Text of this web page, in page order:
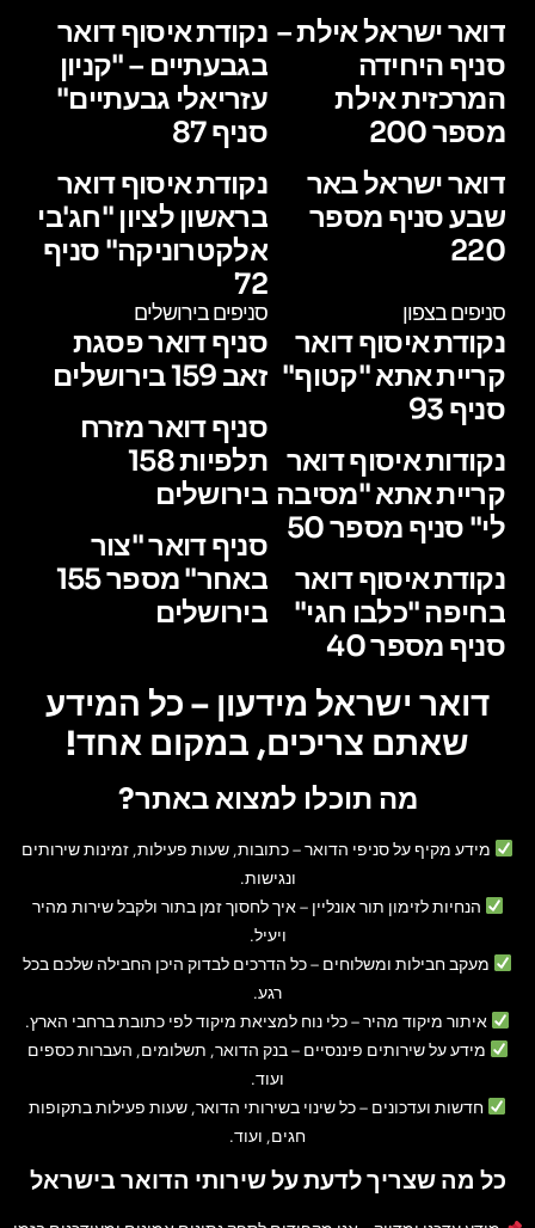
דואר ישראל אילת –
סניף היחידה
המרכזית אילת
מספר 200
דואר ישראל באר
שבע סניף מספר
220
נקודת איסוף דואר
בגבעתיים – "קניון
עזריאלי גבעתיים"
סניף 87
נקודת איסוף דואר
בראשון לציון "חג'בי
אלקטרוניקה" סניף
72
סניפים בצפון
נקודת איסוף דואר
קריית אתא "קטוף"
סניף 93
נקודות איסוף דואר
קריית אתא "מסיבה
לי" סניף מספר 50
נקודת איסוף דואר
בחיפה "כלבו חגי"
סניף מספר 40
סניפים בירושלים
סניף דואר פסגת
זאב 159 בירושלים
סניף דואר מזרח
תלפיות 158
בירושלים
סניף דואר "צור
באחר" מספר 155
בירושלים
דואר ישראל מידעון – כל המידע
שאתם צריכים, במקום אחד!
מה תוכלו למצוא באתר?
מידע מקיף על סניפי הדואר– כתובות, שעות פעילות, זמינות שירותים
ונגישות.
הנחיות לזימון תור אונליין – איך לחסוך זמן בתור ולקבל שירות מהיר
ויעיל.
מעקב חבילות ומשלוחים – כל הדרכים לבדוק היכן החבילה שלכם בכל
רגע.
איתור מיקוד מהיר– כלי נוח למציאת מיקוד לפי כתובת ברחבי הארץ.
מידע על שירותים פיננסיים – בנק הדואר, תשלומים, העברות כספים
ועוד.
חדשות ועדכונים – כל שינוי בשירותי הדואר, שעות פעילות בתקופות
חגים, ועוד.
כל מה שצריך לדעת על שירותי הדואר בישראל